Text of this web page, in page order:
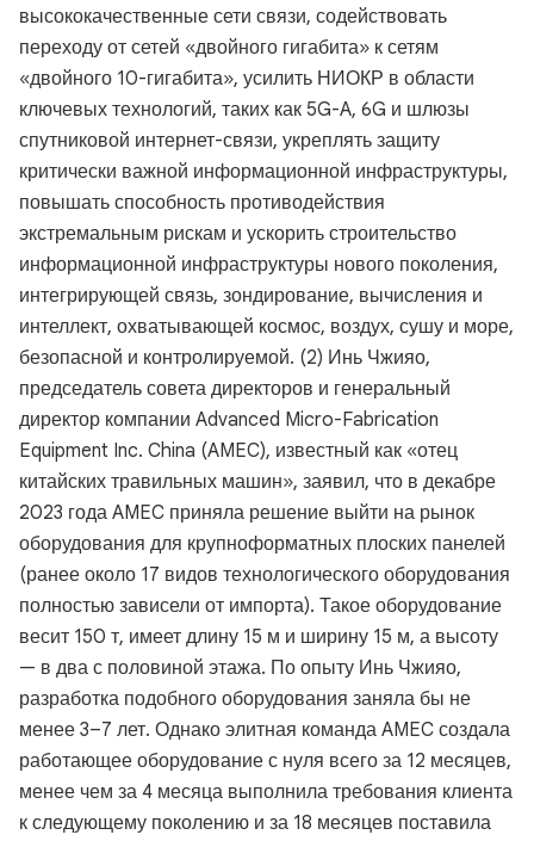
высококачественные сети связи, содействовать
переходу от сетей «двойного гигабита» к сетям
«двойного 10-гигабита», усилить НИОКР в области
ключевых технологий, таких как 5G-A, 6G и шлюзы
спутниковой интернет-связи, укреплять защиту
критически важной информационной инфраструктуры,
повышать способность противодействия
экстремальным рискам и ускорить строительство
информационной инфраструктуры нового поколения,
интегрирующей связь, зондирование, вычисления и
интеллект, охватывающей космос, воздух, сушу и море,
безопасной и контролируемой. (2) Инь Чжияо,
председатель совета директоров и генеральный
директор компании Advanced Micro-Fabrication
Equipment Inc. China (AMEC), известный как «отец
китайских травильных машин», заявил, что в декабре
2023 года AMEC приняла решение выйти на рынок
оборудования для крупноформатных плоских панелей
(ранее около 17 видов технологического оборудования
полностью зависели от импорта). Такое оборудование
весит 150 т, имеет длину 15 м и ширину 15 м, а высоту
— в два с половиной этажа. По опыту Инь Чжияо,
разработка подобного оборудования заняла бы не
менее 3–7 лет. Однако элитная команда AMEC создала
работающее оборудование с нуля всего за 12 месяцев,
менее чем за 4 месяца выполнила требования клиента
к следующему поколению и за 18 месяцев поставила